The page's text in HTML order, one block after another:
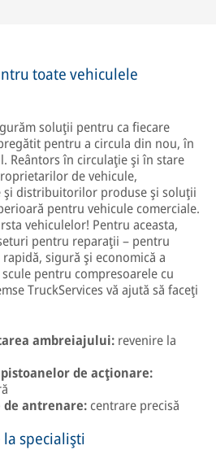
toate vehiculele
soluţii pentru ca fiecare
pentru a circula din nou, în
Reântors în circulaţie şi în stare
de vehicule,
distribuitorilor produse şi soluţii
pentru vehicule comerciale.
vehiculelor! Pentru aceasta,
pentru reparaţii – pentru
sigură şi economică a
pentru compresoarele cu
TruckServices vă ajută să faceţi
ambreiajului: revenire la
de acţionare:
antrenare:centrare precisă
specialişti